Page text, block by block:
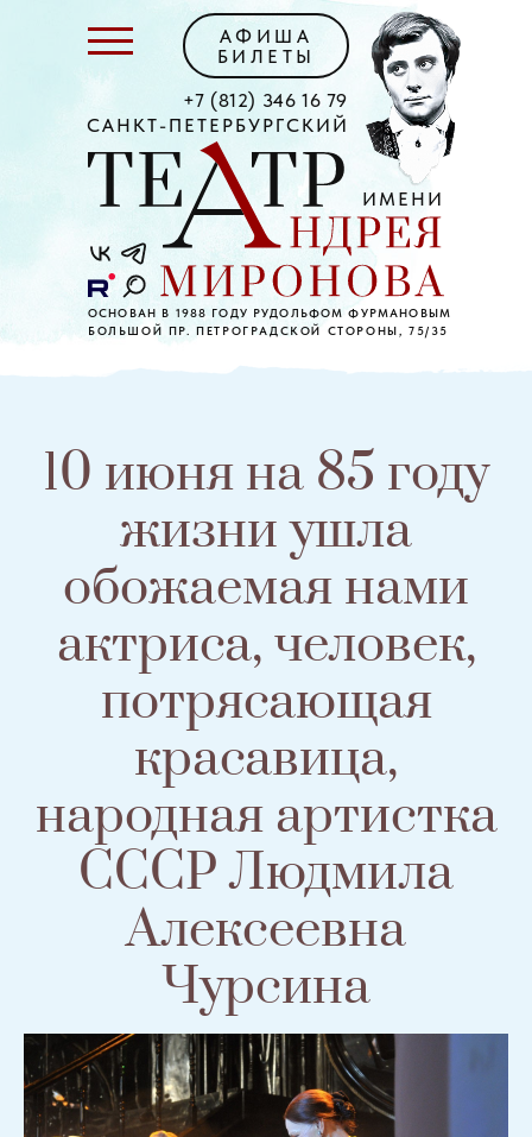
САНКТ-ПЕТЕРБУРГСКИЙ
ИМЕНИ
ОСНОВАН В 1988 ГОДУ РУДОЛЬФОМ ФУРМАНОВЫМ
+7 (812) 346 16 79
БОЛЬШОЙ ПР. ПЕТРОГРАДСКОЙ СТОРОНЫ, 75/35
АФИША
БИЛЕТЫ
10 июня на 85 году
жизни ушла
обожаемая нами
актриса, человек,
потрясающая
красавица,
народная артистка
СССР Людмила
Алексеевна
Чурсина